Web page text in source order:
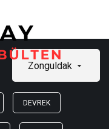
Zonguldak
DEVREK